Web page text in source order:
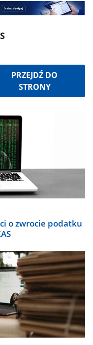
PRZEJDŹ DO
STRONY
o zwrocie podatku